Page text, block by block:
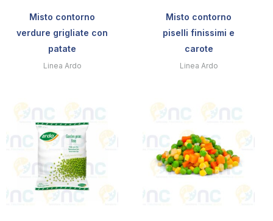
Misto contorno
verdure grigliate con
patate
Linea Ardo
Misto contorno
piselli finissimi e
carote
Linea Ardo